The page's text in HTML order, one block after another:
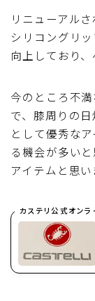
リニューアル
シリコングリ
向上しており
今のところ不
で、膝周りの
として優秀な
る機会が多い
アイテムと思い
カステリ公式オンラ